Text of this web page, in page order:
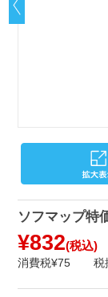
ソフマップ特
¥832(税込)
消費税¥75 税